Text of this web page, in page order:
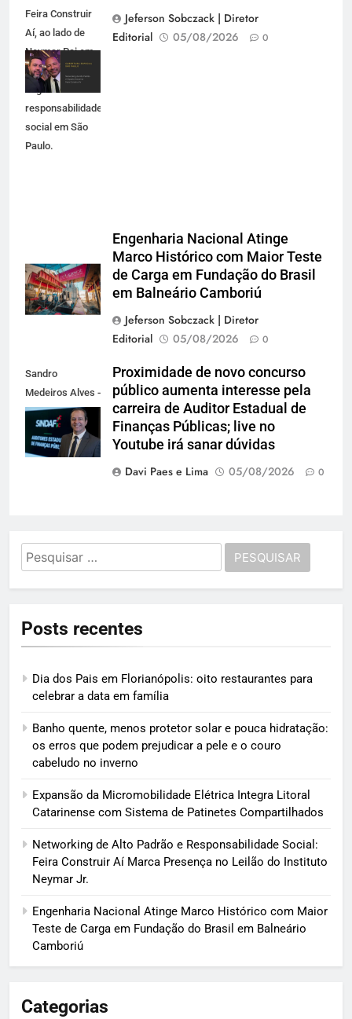
Feira Construir
Aí, ao lado de
Neymar Pai em
evento de
negócios e
responsabilidade
social em São
Paulo.
Jeferson Sobczack | Diretor
Editorial
05/08/2026 0
Engenharia Nacional Atinge
Marco Histórico com Maior Teste
de Carga em Fundação do Brasil
em Balneário Camboriú
Jeferson Sobczack | Diretor
Editorial
05/08/2026 0
Sandro
Medeiros Alves -
Presidente do
Sindaf-SC
Proximidade de novo concurso
público aumenta interesse pela
carreira de Auditor Estadual de
Finanças Públicas; live no
Youtube irá sanar dúvidas
Davi Paes e Lima
05/08/2026 0
Pesquisar
por:
Posts recentes
Dia dos Pais em Florianópolis: oito restaurantes para
celebrar a data em família
Banho quente, menos protetor solar e pouca hidratação:
os erros que podem prejudicar a pele e o couro
cabeludo no inverno
Expansão da Micromobilidade Elétrica Integra Litoral
Catarinense com Sistema de Patinetes Compartilhados
Networking de Alto Padrão e Responsabilidade Social:
Feira Construir Aí Marca Presença no Leilão do Instituto
Neymar Jr.
Engenharia Nacional Atinge Marco Histórico com Maior
Teste de Carga em Fundação do Brasil em Balneário
Camboriú
Categorias